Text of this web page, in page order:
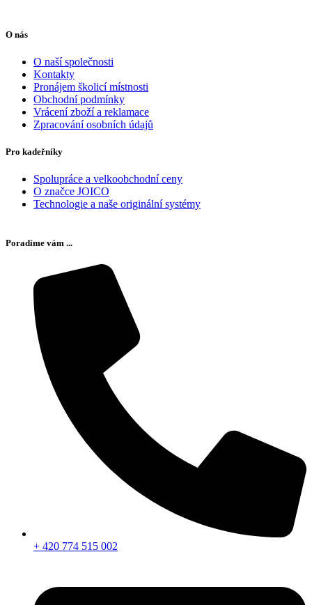
O nás
O naší společnosti
Kontakty
Pronájem školicí místnosti
Obchodní podmínky
Vrácení zboží a reklamace
Zpracování osobních údajů
Pro kadeřníky
Spolupráce a velkoobchodní ceny
O značce JOICO
Technologie a naše originální systémy
Poradíme vám ...
+ 420 774 515 002